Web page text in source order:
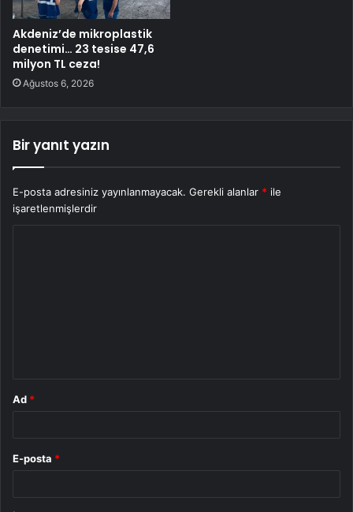
Akdeniz’de mikroplastik
denetimi… 23 tesise 47,6
milyon TL ceza!
Ağustos 6, 2026
Bir yanıt yazın
E-posta adresiniz yayınlanmayacak. Gerekli alanlar * ile
işaretlenmişlerdir
Ad *
E-posta *